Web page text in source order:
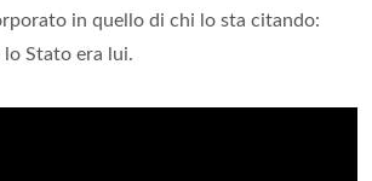
in quello di chi lo sta citando:
lo Stato era lui.